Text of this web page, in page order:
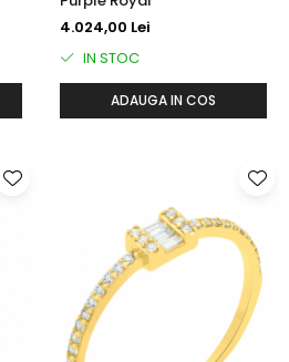
4.024,00 Lei
IN STOC
ADAUGA IN COS